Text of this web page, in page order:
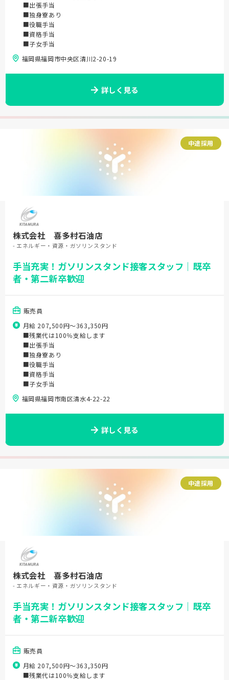
■出張手当
■独身寮あり
■役職手当
■資格手当
■子女手当
福岡県福岡市中央区清川2-20-19
詳しく見る
中途採用
株式会社 喜多村石油店
- エネルギー・資源・ガソリンスタンド
手当充実！ガソリンスタンド接客スタッフ｜既卒
者・第二新卒歓迎
販売員
月給 207,500円〜363,350円
■残業代は100％支給します
■出張手当
■独身寮あり
■役職手当
■資格手当
■子女手当
福岡県福岡市南区清水4-22-22
詳しく見る
中途採用
株式会社 喜多村石油店
- エネルギー・資源・ガソリンスタンド
手当充実！ガソリンスタンド接客スタッフ｜既卒
者・第二新卒歓迎
販売員
月給 207,500円〜363,350円
■残業代は100％支給します